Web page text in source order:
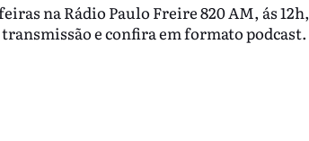
na Rádio Paulo Freire 820 AM, ás 12h,
e confira em formato podcast.